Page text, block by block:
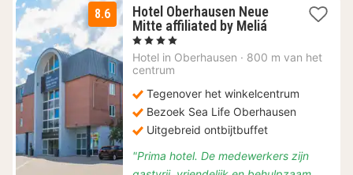
8.6
Hotel Oberhausen Neue
Mitte affiliated by Meliá1
vanaf
, 4 Sterren
Hotel in Oberhausen · 800 m van het
centrum
Tegenover het winkelcentrum
Bezoek Sea Life Oberhausen
Uitgebreid ontbijtbuffet
"Prima hotel. De medewerkers zijn